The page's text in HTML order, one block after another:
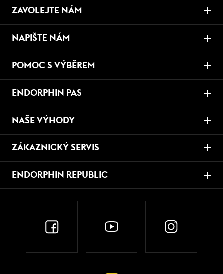
ZAVOLEJTE NÁM
NAPIŠTE NÁM
POMOC S VÝBĚREM
ENDORPHIN PAS
NAŠE VÝHODY
ZÁKAZNICKÝ SERVIS
ENDORPHIN REPUBLIC